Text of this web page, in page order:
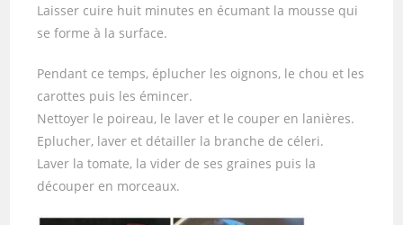
Laisser cuire huit minutes en écumant la mousse qui
se forme à la surface.
Pendant ce temps, éplucher les oignons, le chou et les
carottes puis les émincer.
Nettoyer le poireau, le laver et le couper en lanières.
Eplucher, laver et détailler la branche de céleri.
Laver la tomate, la vider de ses graines puis la
découper en morceaux.